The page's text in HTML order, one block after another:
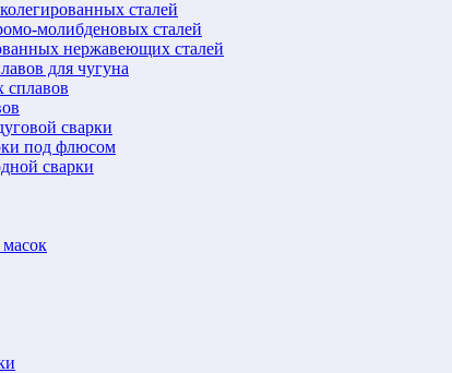
сталей
молибденовых сталей
нержавеющих сталей
для чугуна
сварки
под флюсом
сварки